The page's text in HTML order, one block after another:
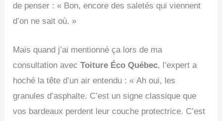
de penser : « Bon, encore des saletés qui viennent
d’on ne sait où. »
Mais quand j’ai mentionné ça lors de ma
consultation avecToiture Éco Québec, l’expert a
hoché la tête d’un air entendu : « Ah oui, les
granules d’asphalte. C’est un signe classique que
vos bardeaux perdent leur couche protectrice. C’est